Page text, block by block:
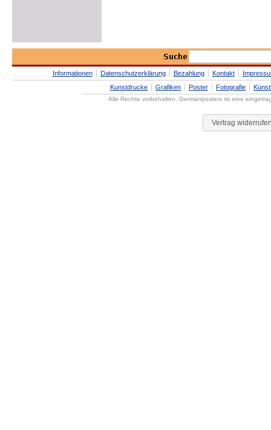
Informationen Datenschutzerklärung Bezahlung Kontakt
Kunstdrucke
Grafiken Poster Fotografie
Alle Rechte vorbehalten. Germanposters ist eine
Vertrag